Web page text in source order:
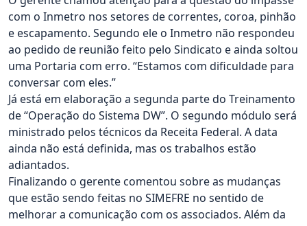
com o Inmetro nos setores de correntes, coroa, pinhão
e escapamento. Segundo ele o Inmetro não respondeu
ao pedido de reunião feito pelo Sindicato e ainda soltou
uma Portaria com erro. “Estamos com dificuldade para
conversar com eles.”
Já está em elaboração a segunda parte do Treinamento
de “Operação do Sistema DW”. O segundo módulo será
ministrado pelos técnicos da Receita Federal. A data
ainda não está definida, mas os trabalhos estão
adiantados.
Finalizando o gerente comentou sobre as mudanças
que estão sendo feitas no SIMEFRE no sentido de
melhorar a comunicação com os associados. Além da